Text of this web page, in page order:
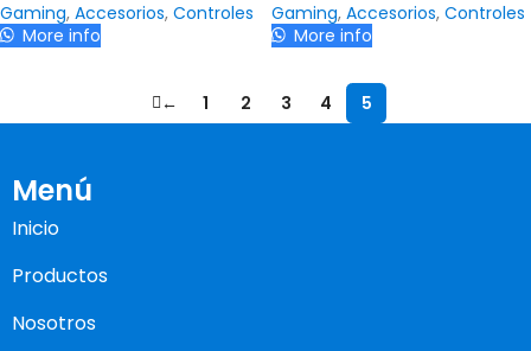
Gaming, Accesorios, Controles
More info
Gaming, Accesorios, Controles
More info
← 1 2 3 4 5
Menú
Inicio
Productos
Nosotros